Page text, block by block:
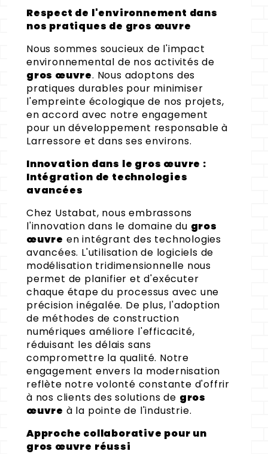
Respect de l'environnement dans
nos pratiques de gros œuvre
Nous sommes soucieux de l'impact
environnemental de nos activités de
gros œuvre. Nous adoptons des
pratiques durables pour minimiser
l'empreinte écologique de nos projets,
en accord avec notre engagement
pour un développement responsable à
Larressore et dans ses environs.
Innovation dans le gros œuvre :
Intégration de technologies
avancées
Chez Ustabat, nous embrassons
l'innovation dans le domaine du gros
œuvre en intégrant des technologies
avancées. L'utilisation de logiciels de
modélisation tridimensionnelle nous
permet de planifier et d'exécuter
chaque étape du processus avec une
précision inégalée. De plus, l'adoption
de méthodes de construction
numériques améliore l'efficacité,
réduisant les délais sans
compromettre la qualité. Notre
engagement envers la modernisation
reflète notre volonté constante d'offrir
à nos clients des solutions de gros
œuvre à la pointe de l'industrie.
Approche collaborative pour un
gros œuvre réussi